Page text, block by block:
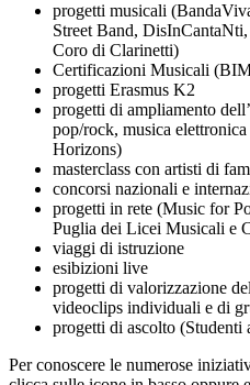
progetti musicali
Street Band,
Coro di Clarinetti)
Certificazioni Musicali
progetti Erasmus K2
progetti di ampliamento
pop/rock, musica
Horizons)
masterclass con artisti di
concorsi nazionali e
progetti in rete (Music for
Puglia dei Licei Musicali e
viaggi di istruzione
esibizioni live
progetti di valorizzazione
videoclips individuali e di
progetti di ascolto (Studenti
Per conoscere le numerose